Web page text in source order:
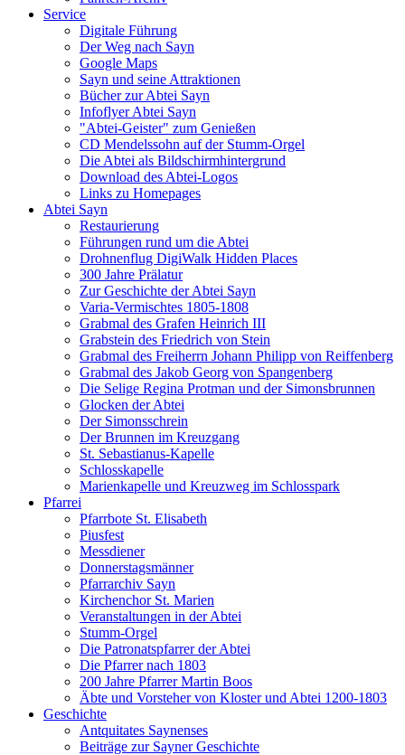
Service
Digitale Führung
Der Weg nach Sayn
Google Maps
Sayn und seine Attraktionen
Bücher zur Abtei Sayn
Infoflyer Abtei Sayn
"Abtei-Geister" zum Genießen
CD Mendelssohn auf der Stumm-Orgel
Die Abtei als Bildschirmhintergrund
Download des Abtei-Logos
Links zu Homepages
Abtei Sayn
Restaurierung
Führungen rund um die Abtei
Drohnenflug DigiWalk Hidden Places
300 Jahre Prälatur
Zur Geschichte der Abtei Sayn
Varia-Vermischtes 1805-1808
Grabmal des Grafen Heinrich III
Grabstein des Friedrich von Stein
Grabmal des Freiherrn Johann Philipp von Reiffenberg
Grabmal des Jakob Georg von Spangenberg
Die Selige Regina Protman und der Simonsbrunnen
Glocken der Abtei
Der Simonsschrein
Der Brunnen im Kreuzgang
St. Sebastianus-Kapelle
Schlosskapelle
Marienkapelle und Kreuzweg im Schlosspark
Pfarrei
Pfarrbote St. Elisabeth
Piusfest
Messdiener
Donnerstagsmänner
Pfarrarchiv Sayn
Kirchenchor St. Marien
Veranstaltungen in der Abtei
Stumm-Orgel
Die Patronatspfarrer der Abtei
Die Pfarrer nach 1803
200 Jahre Pfarrer Martin Boos
Äbte und Vorsteher von Kloster und Abtei 1200-1803
Geschichte
Antquitates Saynenses
Beiträge zur Sayner Geschichte